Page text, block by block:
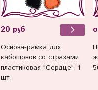
20 руб
Основа-рамка для
кабошонов со стразами
пластиковая "Сердце", 1
шт.